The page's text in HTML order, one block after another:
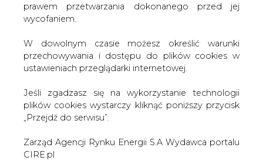
prawem przetwarzania dokonanego przed jej
wycofaniem.
W dowolnym czasie możesz określić warunki
przechowywania i dostępu do plików cookies w
ustawieniach przeglądarki internetowej.
Jeśli zgadzasz się na wykorzystanie technologii
plików cookies wystarczy kliknąć poniższy przycisk
„Przejdź do serwisu”.
Zarząd Agencji Rynku Energii S.A Wydawca portalu
CIRE.pl
WYDAWCA PORTALU